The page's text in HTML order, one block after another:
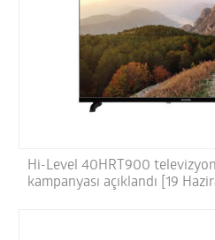
Hi-Level 40HRT900
kampanyası açıklandı [19